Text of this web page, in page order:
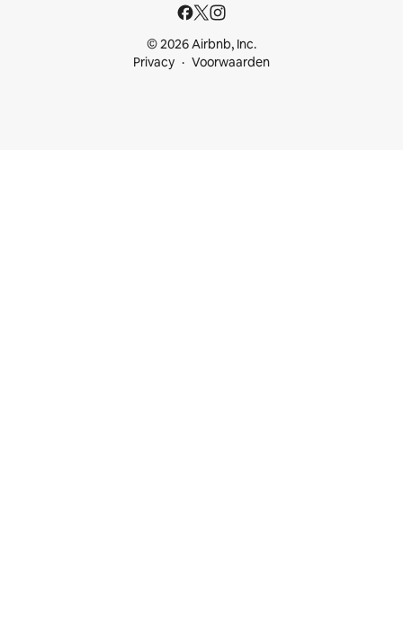
© 2026 Airbnb, Inc.
Privacy
Voorwaarden